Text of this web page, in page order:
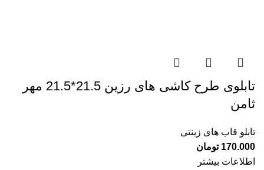
تابلوی طرح کاشی های رزین 21.5*21.5 مهر
ثامن
تابلو قاب های زینتی
170.000 تومان
اطلاعات بیشتر